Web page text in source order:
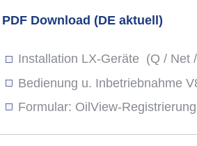
PDF Download (DE aktuell)
Installation LX-Geräte (Q / Net
Bedienung u. Inbetriebnahme
Formular: OilView-